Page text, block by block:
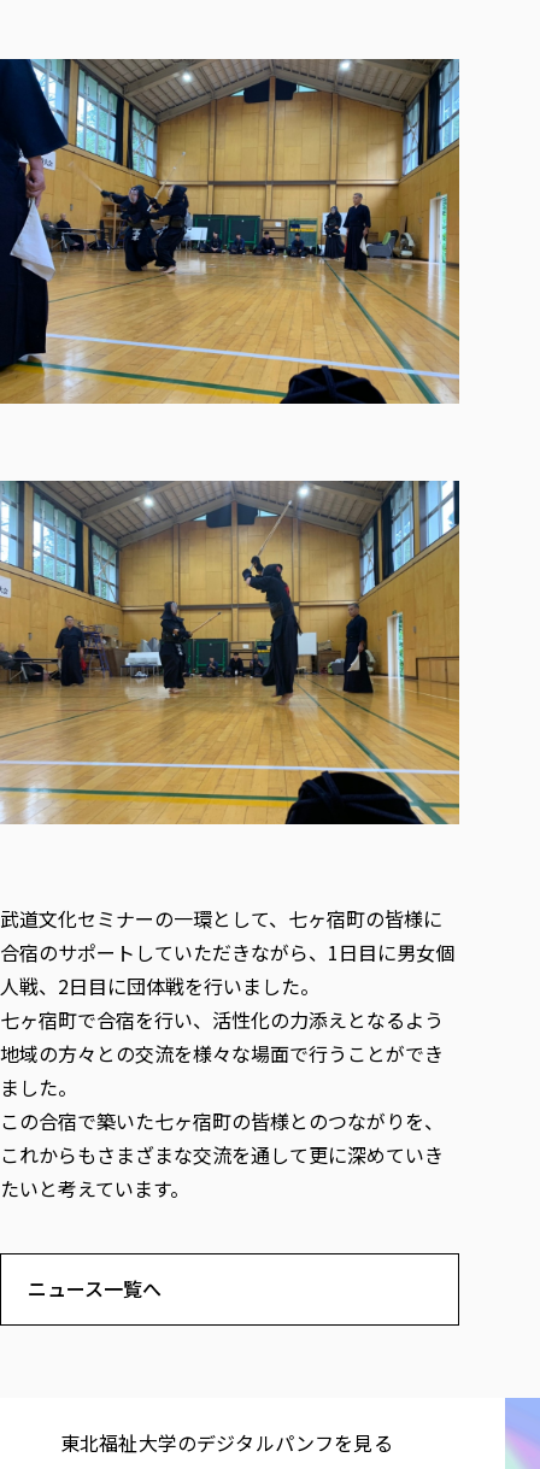
授業料減免・奨学金等
宿舎の紹介
学生生活サポート
学生自主活動支援
社会人学生の育児支援（一時預かり）
学生総合補償制度
スポーツ傷害保険
武道文化セミナーの一環として、七ヶ宿町の皆様に
合宿のサポートしていただきながら、1日目に男女個
人戦、2日目に団体戦を行いました。
七ヶ宿町で合宿を行い、活性化の力添えとなるよう
地域の方々との交流を様々な場面で行うことができ
ました。
この合宿で築いた七ヶ宿町の皆様とのつながりを、
これからもさまざまな交流を通して更に深めていき
たいと考えています。
ニュース一覧へ
東北福祉大学の​デジタルパンフを​見る​